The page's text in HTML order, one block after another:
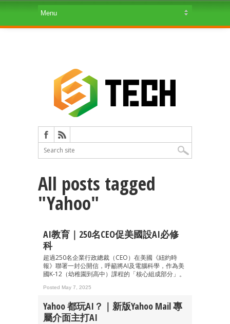
All posts tagged
"Yahoo"
AI教育｜250名CEO促美國設AI必修
科
超過250名企業行政總裁（CEO）在美國《紐約時
報》聯署一封公開信，呼籲將AI及電腦科學，作為美
國K-12（幼稚園到高中）課程的「核心組成部分」。
Posted May 7, 2025
Yahoo 都玩AI？｜新版Yahoo Mail 專
屬介面主打AI